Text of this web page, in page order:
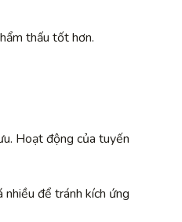
thấu tốt hơn.
Hoạt động của tuyến
để tránh kích ứng